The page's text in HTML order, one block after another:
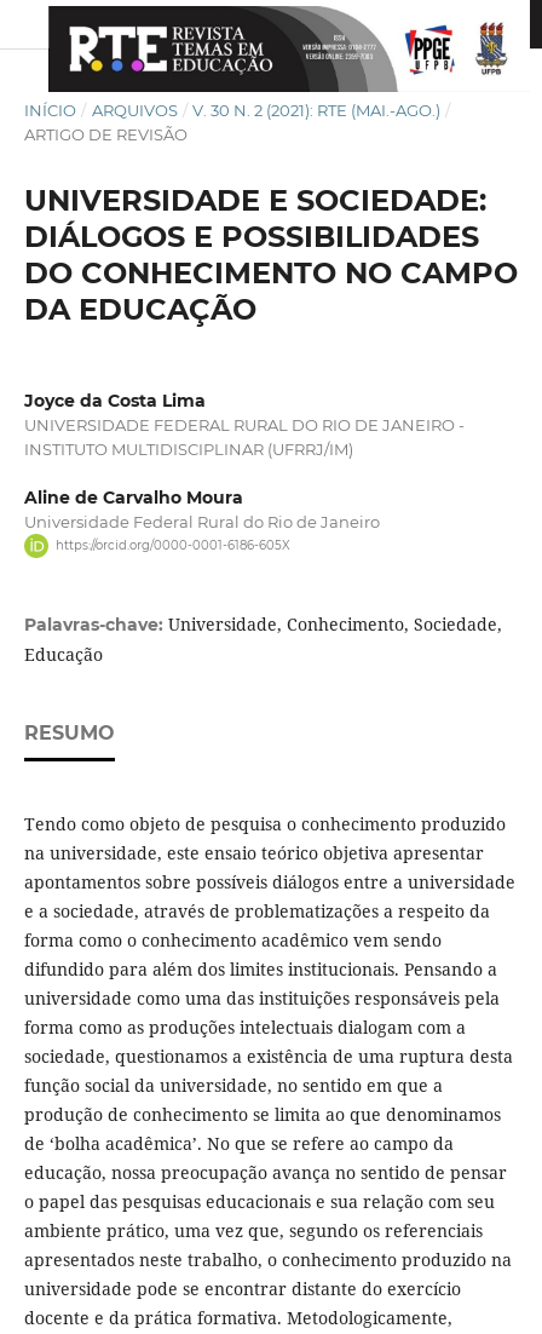
INÍCIO / ARQUIVOS / V. 30 N. 2 (2021): RTE (MAI.-AGO.) /
ARTIGO DE REVISÃO
UNIVERSIDADE E SOCIEDADE:
DIÁLOGOS E POSSIBILIDADES
DO CONHECIMENTO NO CAMPO
DA EDUCAÇÃO
Joyce da Costa Lima
UNIVERSIDADE FEDERAL RURAL DO RIO DE JANEIRO -
INSTITUTO MULTIDISCIPLINAR (UFRRJ/IM)
Aline de Carvalho Moura
Universidade Federal Rural do Rio de Janeiro
https://orcid.org/0000-0001-6186-605X
Palavras-chave: Universidade, Conhecimento, Sociedade,
Educação
RESUMO
Tendo como objeto de pesquisa o conhecimento produzido
na universidade, este ensaio teórico objetiva apresentar
apontamentos sobre possíveis diálogos entre a universidade
e a sociedade, através de problematizações a respeito da
forma como o conhecimento acadêmico vem sendo
difundido para além dos limites institucionais. Pensando a
universidade como uma das instituições responsáveis pela
forma como as produções intelectuais dialogam com a
sociedade, questionamos a existência de uma ruptura desta
função social da universidade, no sentido em que a
produção de conhecimento se limita ao que denominamos
de ‘bolha acadêmica’. No que se refere ao campo da
educação, nossa preocupação avança no sentido de pensar
o papel das pesquisas educacionais e sua relação com seu
ambiente prático, uma vez que, segundo os referenciais
apresentados neste trabalho, o conhecimento produzido na
universidade pode se encontrar distante do exercício
docente e da prática formativa. Metodologicamente,